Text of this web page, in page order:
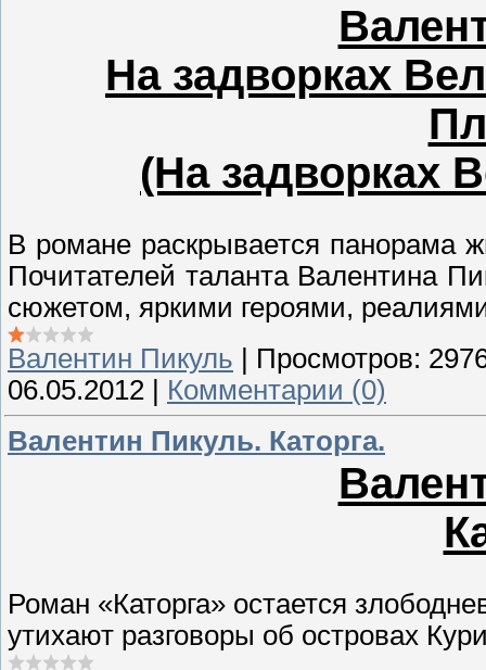
На задворках
(На задворках
В романе раскрывается панорама
Почитателей таланта Валентина
сюжетом, яркими героями,
Валентин Пикуль | Просмотров:
06.05.2012 | Комментарии (0)
Валентин Пикуль. Каторга.
Роман «Каторга» остается
утихают разговоры об островах